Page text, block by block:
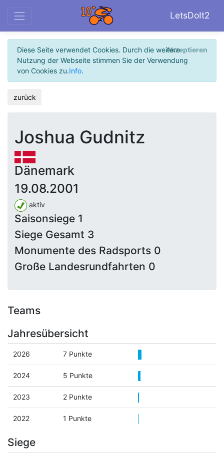
LetsDoIt2
Diese Seite verwendet Cookies. Durch die weitere
Nutzung der Webseite stimmen Sie der Verwendung
von Cookies zu.Info.
Akzeptieren
zurück
Joshua Gudnitz
Dänemark
19.08.2001
aktiv
Saisonsiege 1
Siege Gesamt 3
Monumente des Radsports 0
Große Landesrundfahrten 0
Teams
Jahresübersicht
2026 7 Punkte
2024 5 Punkte
2023 2 Punkte
2022 1 Punkte
Siege